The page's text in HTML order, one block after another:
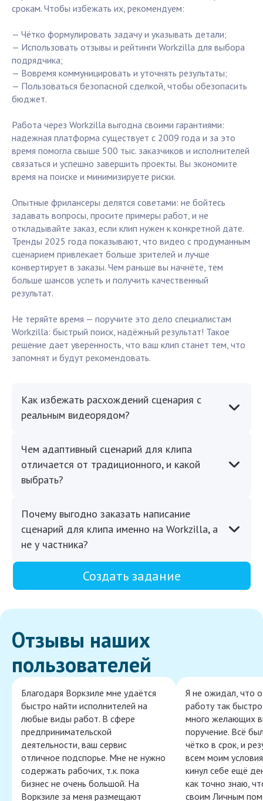
срокам. Чтобы избежать их, рекомендуем:
— Чётко формулировать задачу и указывать детали;
— Использовать отзывы и рейтинги Workzilla для выбора
подрядчика;
— Вовремя коммуницировать и уточнять результаты;
— Пользоваться безопасной сделкой, чтобы обезопасить
бюджет.
Работа через Workzilla выгодна своими гарантиями:
надежная платформа существует с 2009 года и за это
время помогла свыше 500 тыс. заказчиков и исполнителей
связаться и успешно завершить проекты. Вы экономите
время на поиске и минимизируете риски.
Опытные фрилансеры делятся советами: не бойтесь
задавать вопросы, просите примеры работ, и не
откладывайте заказ, если клип нужен к конкретной дате.
Тренды 2025 года показывают, что видео с продуманным
сценарием привлекает больше зрителей и лучше
конвертирует в заказы. Чем раньше вы начнёте, тем
больше шансов успеть и получить качественный
результат.
Не теряйте время — поручите это дело специалистам
Workzilla: быстрый поиск, надёжный результат! Такое
решение дает уверенность, что ваш клип станет тем, что
запомнят и будут рекомендовать.
Как избежать расхождений сценария с
реальным видеорядом?
Чем адаптивный сценарий для клипа
отличается от традиционного, и какой
выбрать?
Почему выгодно заказать написание
сценарий для клипа именно на Workzilla, а
не у частника?
Создать задание
Отзывы наших
пользователей
Благодаря Воркзиле мне удаётся
быстро найти исполнителей на
любые виды работ. В сфере
предпринимательской
деятельности, ваш сервис
отличное подспорье. Мне не нужно
содержать рабочих, т.к. пока
бизнес не очень большой. На
Воркзиле за меня размещают
Я не ожидал, что
работу так
много желающих
поручение. Всё
чётко в срок, и
всем моим
кинул себе ещё
как точно знаю,
своим Личным